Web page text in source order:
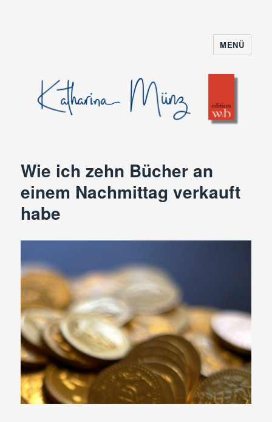
MENÜ
Wie ich zehn Bücher an
einem Nachmittag verkauft
habe